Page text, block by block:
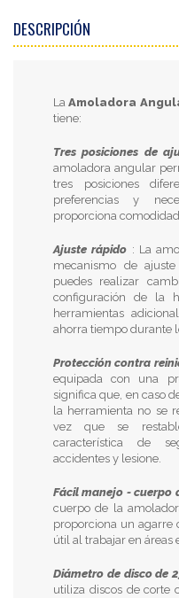
DESCRIPCIÓN
La Amoladora
tiene:
Tres posiciones de
amoladora angular
tres posiciones
preferencias y
proporciona
Ajuste rápido : La
mecanismo de
puedes realizar
configuración de la
herramientas
ahorra tiempo durante
Protección contra
equipada con una
significa que, en caso
la herramienta no se
vez que se
característica de
accidentes y lesione.
Fácil manejo - cuerpo
cuerpo de la
proporciona un agarre
útil al trabajar en áreas
Diámetro de disco de
utiliza discos de corte